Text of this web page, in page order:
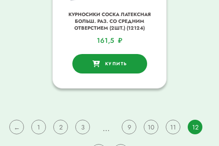
КУРНОСИКИ СОСКА ЛАТЕКСНАЯ
БОЛЬШ. РАЗ. СО СРЕДНИМ
ОТВЕРСТИЕМ (2ШТ.) (12124)
161,5 ₽
КУПИТЬ
← 1 2 3 … 9 10 11 12